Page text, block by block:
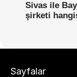
Sivas ile
şirketi
Sayfalar